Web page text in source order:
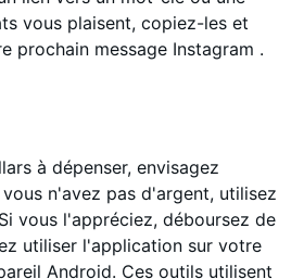
vous plaisent, copiez-les et
prochain message Instagram .
à dépenser, envisagez
n'avez pas d'argent, utilisez
vous l'appréciez, déboursez de
utiliser l'application sur votre
Android. Ces outils utilisent